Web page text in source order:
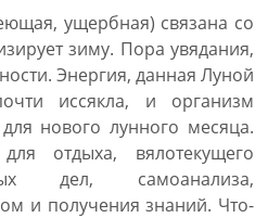
ущербная) связана со
зиму. Пора увядания,
Энергия, данная Луной
иссякла, и организм
нового лунного месяца.
отдыха, вялотекущего
дел, самоанализа,
и получения знаний. Что-